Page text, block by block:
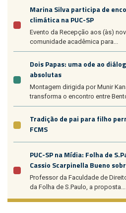
Marina Silva participa de
climática na PUC-SP
Evento da Recepção aos (às)
comunidade acadêmica para...
Dois Papas: uma ode ao
absolutas
Montagem dirigida por Munir
transforma o encontro entre
Tradição de pai para filho
FCMS
PUC-SP na Mídia: Folha de
Cassio Scarpinella Bueno
Professor da Faculdade de
da Folha de S.Paulo, a proposta...